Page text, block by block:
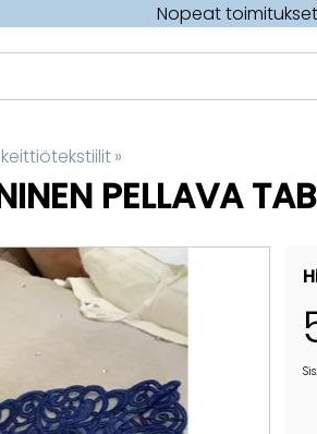
Nopeat
‪»
PELLAVA